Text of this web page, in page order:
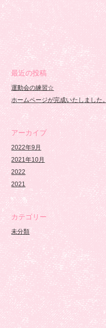
最近の投稿
運動会の練習☆
ホームページが完成いたしました。
アーカイブ
2022年9月
2021年10月
2022
2021
カテゴリー
未分類